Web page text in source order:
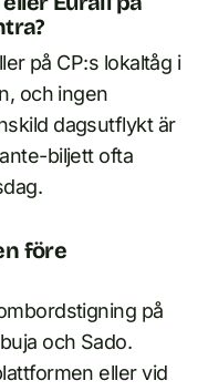
på CP:s lokaltåg i
och ingen
dagsutflykt är
biljett ofta
före
på
och Sado.
eller vid